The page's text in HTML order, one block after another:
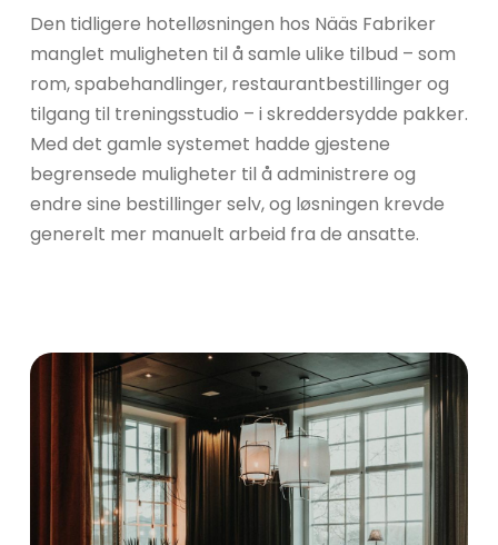
Den tidligere hotelløsningen hos Nääs Fabriker
manglet muligheten til å samle ulike tilbud – som
rom, spabehandlinger, restaurantbestillinger og
tilgang til treningsstudio – i skreddersydde pakker.
Med det gamle systemet hadde gjestene
begrensede muligheter til å administrere og
endre sine bestillinger selv, og løsningen krevde
generelt mer manuelt arbeid fra de ansatte.